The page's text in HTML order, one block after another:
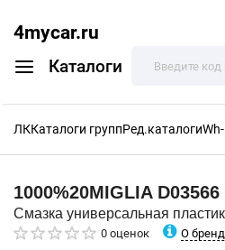
4mycar.ru
Каталоги
ЛККаталоги группРед.каталоги
1000%20MIGLIA D03566
Смазка универсальная
0 оценок О